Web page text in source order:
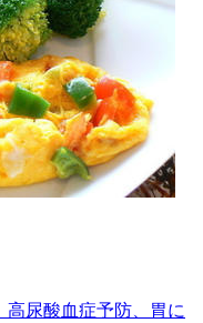
尿酸血症予防、胃に